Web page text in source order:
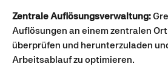
Zentrale Auflösungsverwaltung:
Auflösungen an einem zentralen
überprüfen und herunterzuladen
Arbeitsablauf zu optimieren.